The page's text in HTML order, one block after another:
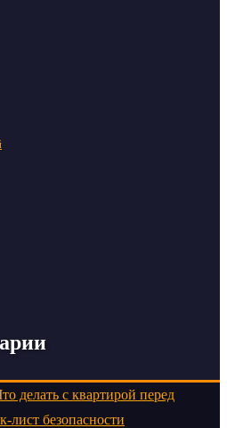
делать с квартирой перед
лист безопасности